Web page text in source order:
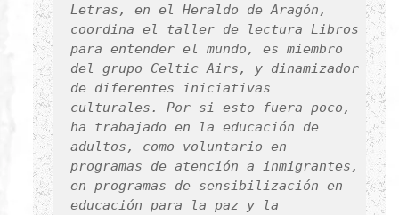
Letras , en el Heraldo de Aragón,
coordina el taller de lectura Libros
para entender el mundo, es miembro
del grupo Celtic Airs , y dinamizador
de diferentes iniciativas
culturales. Por si esto fuera poco,
ha trabajado en la educación de
adultos, como voluntario en
programas de atención a inmigrantes,
en programas de sensibilización en
educación para la paz y la